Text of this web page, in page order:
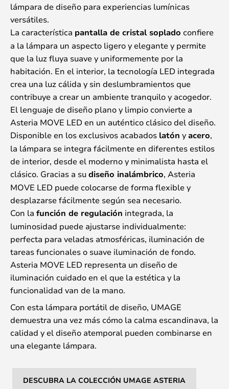
lámpara de diseño para experiencias lumínicas
versátiles.
La característica pantalla de cristal soplado confiere
a la lámpara un aspecto ligero y elegante y permite
que la luz fluya suave y uniformemente por la
habitación. En el interior, la tecnología LED integrada
crea una luz cálida y sin deslumbramientos que
contribuye a crear un ambiente tranquilo y acogedor.
El lenguaje de diseño plano y limpio convierte a
Asteria MOVE LED en un auténtico clásico del diseño.
Disponible en los exclusivos acabados latón yacero,
la lámpara se integra fácilmente en diferentes estilos
de interior, desde el moderno y minimalista hasta el
clásico. Gracias a sudiseño inalámbrico, Asteria
MOVE LED puede colocarse de forma flexible y
desplazarse fácilmente según sea necesario.
Con la función de regulación integrada, la
luminosidad puede ajustarse individualmente:
perfecta para veladas atmosféricas, iluminación de
tareas funcionales o suave iluminación de fondo.
Asteria MOVE LED representa un diseño de
iluminación cuidado en el que la estética y la
funcionalidad van de la mano.
Con esta lámpara portátil de diseño, UMAGE
demuestra una vez más cómo la calma escandinava, la
calidad y el diseño atemporal pueden combinarse en
una elegante lámpara.
DESCUBRA LA COLECCIÓN UMAGE ASTERIA